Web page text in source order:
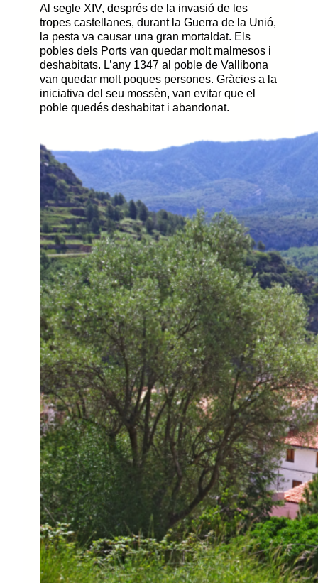
Al segle XIV, després de la invasió de les
tropes castellanes, durant la Guerra de la Unió,
la pesta va causar una gran mortaldat. Els
pobles dels Ports van quedar molt malmesos i
deshabitats. L’any 1347 al poble de Vallibona
van quedar molt poques persones. Gràcies a la
iniciativa del seu mossèn, van evitar que el
poble quedés deshabitat i abandonat.